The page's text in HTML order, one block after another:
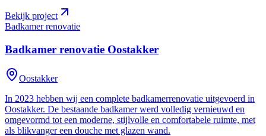
Bekijk project
Badkamer renovatie
Badkamer renovatie Oostakker
Oostakker
In 2023 hebben wij een complete badkamerrenovatie uitgevoerd in
Oostakker. De bestaande badkamer werd volledig vernieuwd en
omgevormd tot een moderne, stijlvolle en comfortabele ruimte, met
als blikvanger een douche met glazen wand.